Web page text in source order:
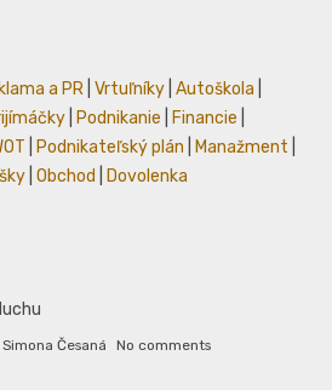
a PR Vrtuľníky Autoškola
Podnikanie Financie
Podnikateľský plán Manažment
Obchod Dovolenka
Simona Česaná No comments